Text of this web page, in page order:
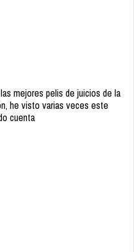
mejores pelis de juicios de la
he visto varias veces este
cuenta